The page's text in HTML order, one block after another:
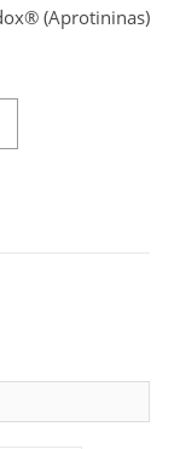
(Aprotininas)